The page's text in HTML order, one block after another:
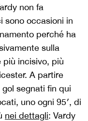
non fa
sono occasioni in
perché ha
sulla
più incisivo, più
A partire
segnati fin qui
uno ogni 95′, di
nei dettagli: Vardy